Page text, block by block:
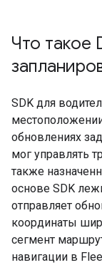
Что такое
SDK для
обновлениях
мог управлять
также
основе SDK
отправляет
координаты
сегмент
навигации в